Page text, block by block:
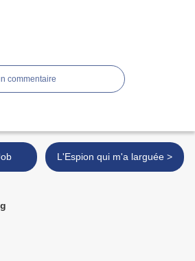
commentaire
L'Espion qui m'a larguée >